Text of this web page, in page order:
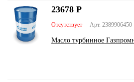
Арт. 2389906450
Отсутствует
Масло турбинное
23678 Р